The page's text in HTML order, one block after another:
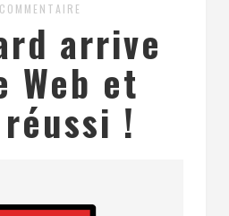
arrive
Web et
réussi !